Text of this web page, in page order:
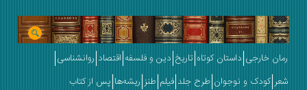
خارجی داستان کوتاه تاریخ دین و فلسفه اقتصاد روانشناسی
کودک و نوجوان طرح جلد فیلم طنز ریشه‌ها پس از کتاب